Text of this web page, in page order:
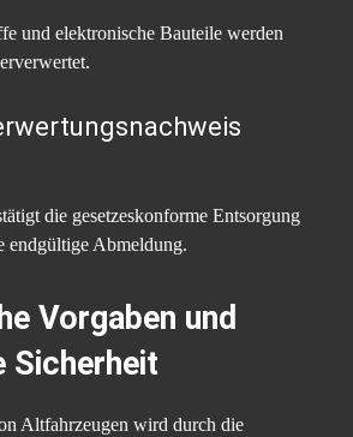
und elektronische Bauteile werden
die gesetzeskonforme Entsorgung
endgültige Abmeldung.
Vorgaben und
Sicherheit
Altfahrzeugen wird durch die